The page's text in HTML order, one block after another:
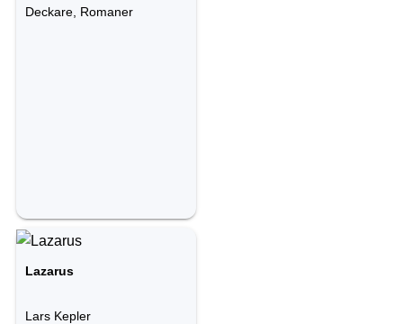
Deckare, Romaner
Lazarus
Lars Kepler